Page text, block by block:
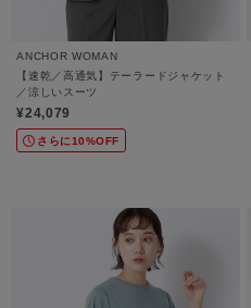
ANCHOR WOMAN
【速乾／高通気】テーラードジャケット
／涼しいスーツ
¥24,079
さらに10%OFF